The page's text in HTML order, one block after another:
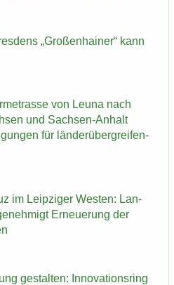
„Gro­ßen­hai­ner“ kann
von Leuna nach
und Sachsen-​Anhalt
für län­der­über­grei­fen­
im Leip­zi­ger Wes­ten: Lan­
Er­neue­rung der
ge­stal­ten: In­no­va­ti­ons­ring